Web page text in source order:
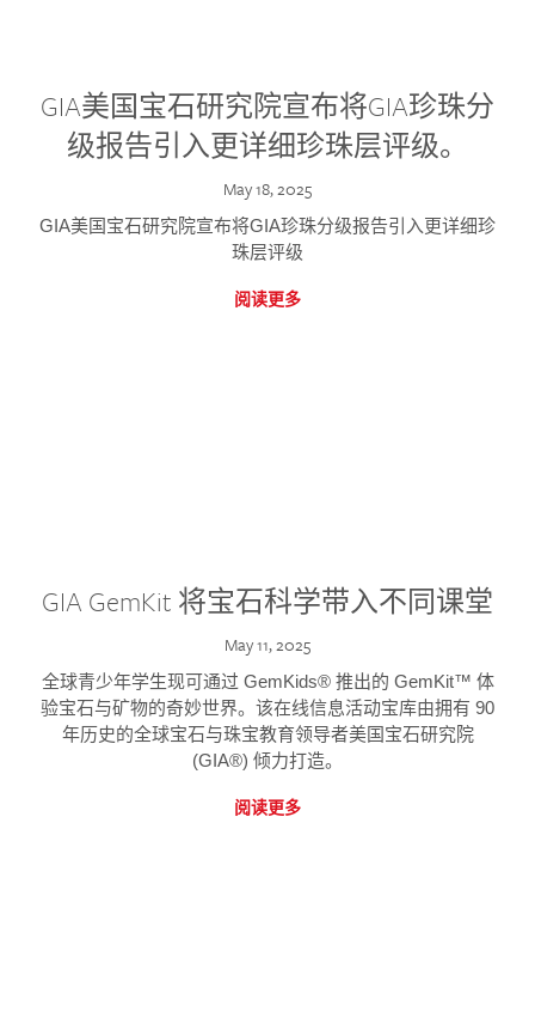
GIA美国宝石研究院宣布将GIA珍珠分
级报告引入更详细珍珠层评级。
May 18, 2025
GIA美国宝石研究院宣布将GIA珍珠分级报告引入更详细珍
珠层评级
阅读更多
GIA GemKit 将宝石科学带入不同课堂
May 11, 2025
全球青少年学生现可通过 GemKids® 推出的 GemKit™ 体
验宝石与矿物的奇妙世界。该在线信息活动宝库由拥有 90
年历史的全球宝石与珠宝教育领导者美国宝石研究院
(GIA®) 倾力打造。
阅读更多